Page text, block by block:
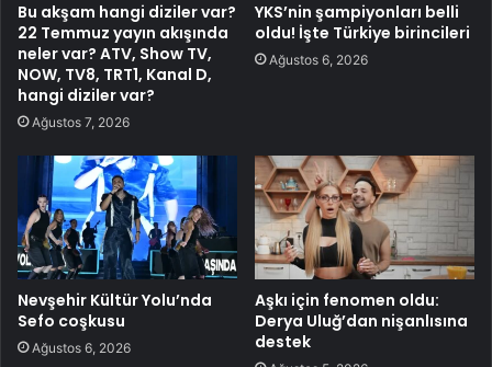
Bu akşam hangi diziler var?
22 Temmuz yayın akışında
neler var? ATV, Show TV,
NOW, TV8, TRT1, Kanal D,
hangi diziler var?
Ağustos 7, 2026
YKS’nin şampiyonları belli
oldu! İşte Türkiye birincileri
Ağustos 6, 2026
Nevşehir Kültür Yolu’nda
Sefo coşkusu
Ağustos 6, 2026
Aşkı için fenomen oldu:
Derya Uluğ’dan nişanlısına
destek